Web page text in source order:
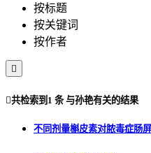
按标题
按关键词
按作者

共检索到 1 条与孙艳有关的结果
不同剂量槲皮素对脓毒症肠